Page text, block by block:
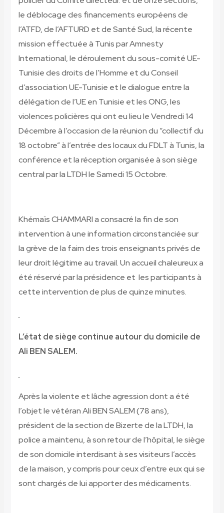
le déblocage des financements européens de
l’ATFD, de l’AFTURD et de Santé Sud, la récente
mission effectuée à Tunis par Amnesty
International, le déroulement du sous-comité UE-
Tunisie des droits de l’Homme et du Conseil
d’association UE-Tunisie et le dialogue entre la
délégation de l’UE en Tunisie et les ONG, les
violences policières qui ont eu lieu le Vendredi 14
Décembre à l’occasion de la réunion du “collectif du
18 octobre” à l’entrée des locaux du FDLT à Tunis, la
conférence et la réception organisée à son siège
central par la LTDH le Samedi 15 Octobre.
Khémaïs CHAMMARI a consacré la fin de son
intervention à une information circonstanciée sur
la grève de la faim des trois enseignants privés de
leur droit légitime au travail. Un accueil chaleureux a
été réservé par la présidence et les participants à
cette intervention de plus de quinze minutes.
L’état de siège continue autour du domicile de
Ali BEN SALEM.
Après la violente et lâche agression dont a été
l’objet le vétéran Ali BEN SALEM (78 ans),
président de la section de Bizerte de la LTDH, la
police a maintenu, à son retour de l’hôpital, le siège
de son domicile interdisant à ses visiteurs l’accès
de la maison, y compris pour ceux d’entre eux qui se
sont chargés de lui apporter des médicaments.